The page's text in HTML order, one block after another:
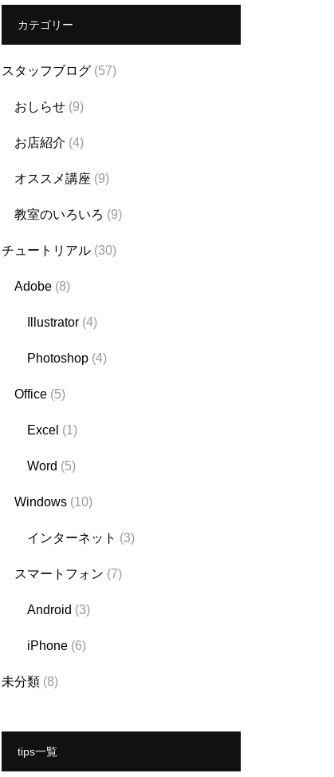
カテゴリー
スタッフブログ (57)
おしらせ (9)
お店紹介 (4)
オススメ講座 (9)
教室のいろいろ (9)
チュートリアル (30)
Adobe (8)
Illustrator (4)
Photoshop (4)
Office (5)
Excel (1)
Word (5)
Windows (10)
インターネット (3)
スマートフォン (7)
Android (3)
iPhone (6)
未分類 (8)
tips一覧